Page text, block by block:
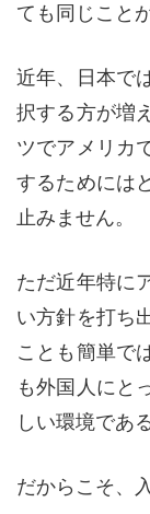
ても同じこと
近年、日本で
択する方が増
ツでアメリカ
するためには
止みません。
ただ近年特に
い方針を打ち
ことも簡単で
も外国人にと
しい環境であ
だからこそ、